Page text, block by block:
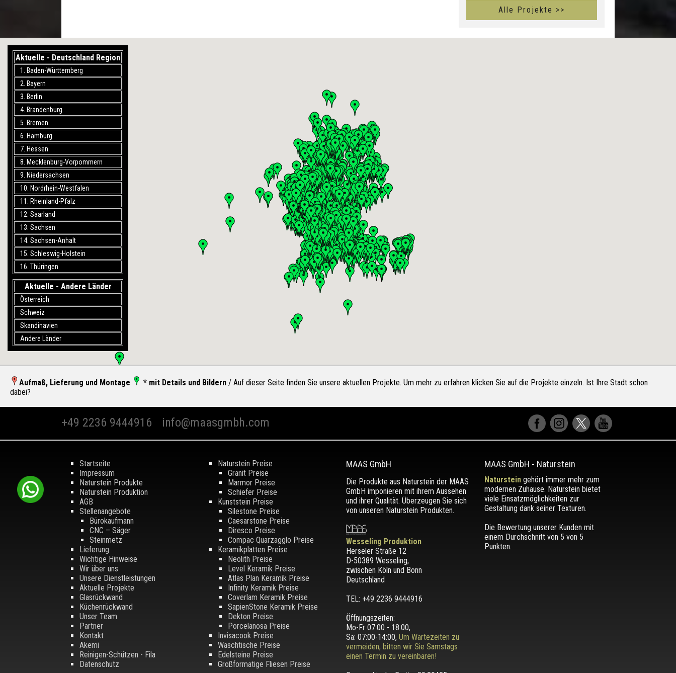
Alle Projekte >>
Aktuelle - Deutschland Region
1. Baden-Württemberg
2. Bayern
3. Berlin
4. Brandenburg
5. Bremen
6. Hamburg
7. Hessen
8. Mecklenburg-Vorpommern
9. Niedersachsen
10. Nordrhein-Westfalen
11. Rheinland-Pfalz
12. Saarland
13. Sachsen
14. Sachsen-Anhalt
15. Schleswig-Holstein
16. Thüringen
Aktuelle - Andere Länder
Österreich
Schweiz
Skandinavien
Andere Länder
Aufmaß, Lieferung und Montage * mit Details und Bildern / Auf dieser Seite finden Sie unsere aktuellen Projekte. Um mehr zu erfahren klicken Sie auf die Projekte einzeln. Ist Ihre Stadt schon
dabei?
+49 2236 9444916 info@maasgmbh.com
Startseite
Impressum
Naturstein Produkte
Naturstein Produktion
AGB
Stellenangebote
Bürokaufmann
CNC – Säger
Steinmetz
Lieferung
Wichtige Hinweise
Wir über uns
Unsere Dienstleistungen
Aktuelle Projekte
Glasrückwand
Küchenrückwand
Unser Team
Partner
Kontakt
Akemi
Reinigen-Schützen - Fila
Datenschutz
Naturstein Preise
Granit Preise
Marmor Preise
Schiefer Preise
Kunststein Preise
Silestone Preise
Caesarstone Preise
Diresco Preise
Compac Quarzagglo Preise
Keramikplatten Preise
Neolith Preise
Level Keramik Preise
Atlas Plan Keramik Preise
Infinity Keramik Preise
Coverlam Keramik Preise
SapienStone Keramik Preise
Dekton Preise
Porcelanosa Preise
Invisacook Preise
Waschtische Preise
Edelsteine Preise
Großformatige Fliesen Preise
MAAS GmbH
Die Produkte aus Naturstein der MAAS
GmbH imponieren mit ihrem Aussehen
und ihrer Qualität. Überzeugen Sie sich
von unseren Naturstein Produkten.
Wesseling Produktion
Herseler Straße 12
D-50389 Wesseling,
zwischen Köln und Bonn
Deutschland
TEL: +49 2236 9444916
Öffnungszeiten:
Mo-Fr 07:00 - 18:00,
Sa: 07:00-14:00, Um Wartezeiten zu
vermeiden, bitten wir Sie Samstags
einen Termin zu vereinbaren!
MAAS GmbH - Naturstein
Natursteingehört immer mehr zum
modernen Zuhause. Naturstein bietet
viele Einsatzmöglichkeiten zur
Gestaltung dank seiner Texturen.
Die Bewertung unserer Kunden mit
einem Durchschnitt von 5 von 5
Punkten.